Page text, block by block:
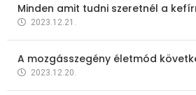
Minden amit tudni szeretnél a
2023.12.21.
A mozgásszegény életmód
2023.12.20.